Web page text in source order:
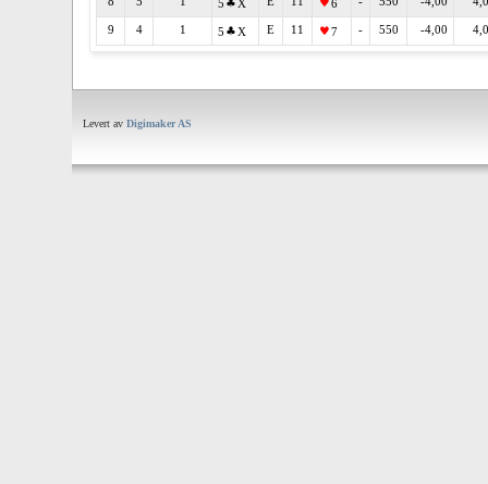
5 X 6
9 4 1 5 X E 11 7 - 550 -4,00
Levert av Digimaker AS